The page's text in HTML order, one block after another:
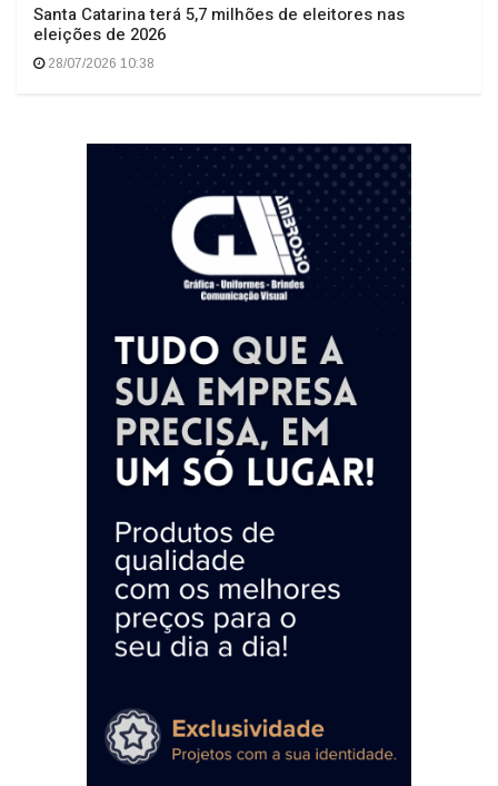
Santa Catarina terá 5,7 milhões de eleitores nas
eleições de 2026
28/07/2026 10:38